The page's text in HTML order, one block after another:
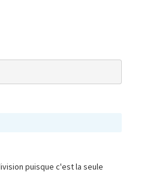
puisque c'est la seule